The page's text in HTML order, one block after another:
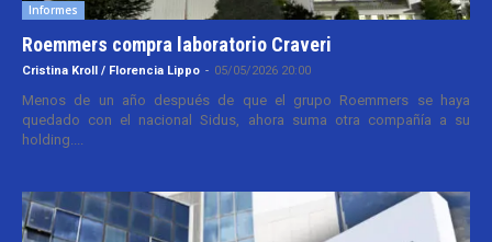
Informes
Roemmers compra laboratorio Craveri
Cristina Kroll / Florencia Lippo - 05/05/2026 20:00
Menos de un año después de que el grupo Roemmers se haya
quedado con el nacional Sidus, ahora suma otra compañía a su
holding....